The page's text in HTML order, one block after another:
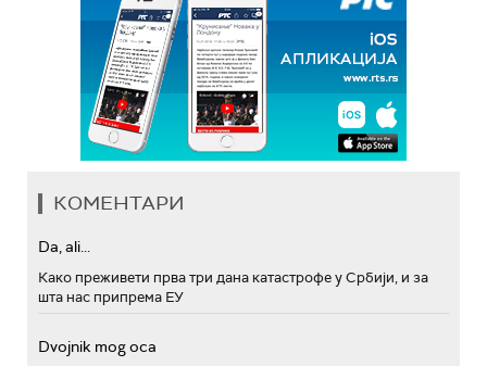
КОМЕНТАРИ
Da, ali...
Како преживети прва три дана катастрофе у Србији, и за
шта нас припрема ЕУ
Dvojnik mog oca